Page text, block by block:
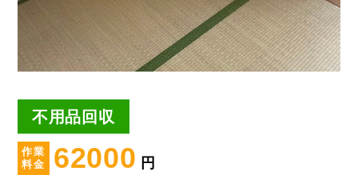
不用品回収
作業
料金
62000 円